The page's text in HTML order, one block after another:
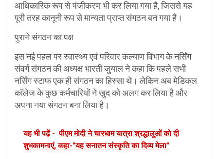
आधिकारिक रूप से पंजीकरण भी कर लिया गया है, जिससे यह
पूरी तरह कानूनी रूप से मान्यता प्राप्त संगठन बन गया है।
पुराने संगठन का पक्ष
इस नई पहल पर स्वास्थ्य एवं परिवार कल्याण विभाग के नर्सिंग
संवर्ग संगठन की अध्यक्ष भारती जुयाल ने कहा कि पहले सभी
नर्सिंग स्टाफ एक ही संगठन का हिस्सा थे। लेकिन अब मेडिकल
कॉलेज के कुछ कर्मचारियों ने खुद को अलग कर लिया है और
अपना नया संगठन बना लिया है।
यह भी पढ़ें - पीएम मोदी ने चारधाम यात्रा श्रद्धालुओं को दी
शुभकामनाएं, कहा-"यह सनातन संस्कृति का दिव्य मेला"